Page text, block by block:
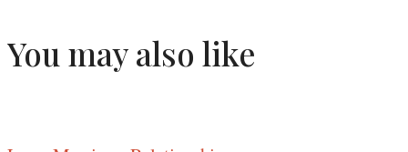
You may also like